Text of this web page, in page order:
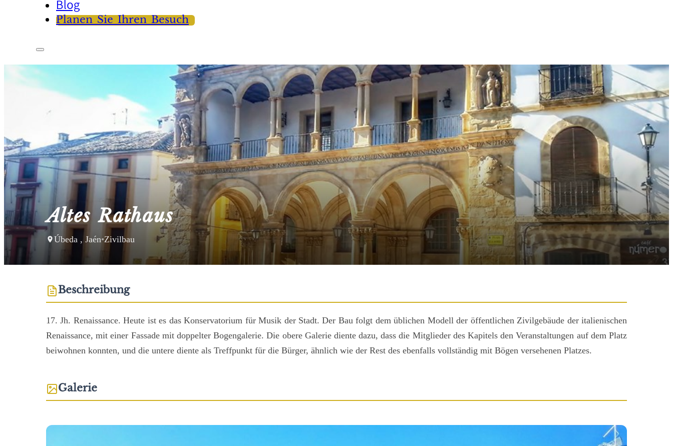
Blog
Planen Sie Ihren Besuch
Altes Rathaus
Úbeda , Jaén•Zivilbau
Beschreibung
17. Jh. Renaissance. Heute ist es das Konservatorium für Musik der Stadt. Der Bau folgt dem üblichen Modell der öffentlichen Zivilgebäude der italienischen
Renaissance, mit einer Fassade mit doppelter Bogengalerie. Die obere Galerie diente dazu, dass die Mitglieder des Kapitels den Veranstaltungen auf dem Platz
beiwohnen konnten, und die untere diente als Treffpunkt für die Bürger, ähnlich wie der Rest des ebenfalls vollständig mit Bögen versehenen Platzes.
Galerie